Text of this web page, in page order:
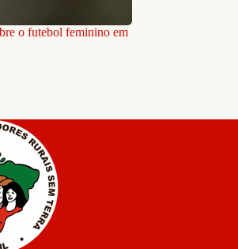
o futebol feminino em